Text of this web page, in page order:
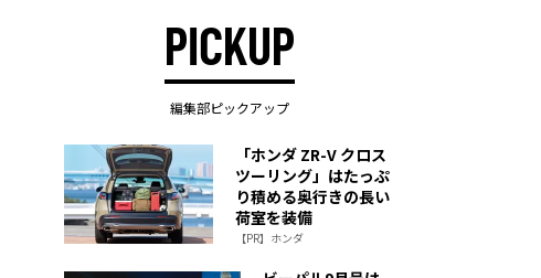
PICKUP
編集部ピックアップ
「ホンダ ZR-V クロス
ツーリング」はたっぷ
り積める奥行きの長い
荷室を装備
【PR】ホンダ